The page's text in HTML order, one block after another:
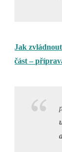
Jak
část –